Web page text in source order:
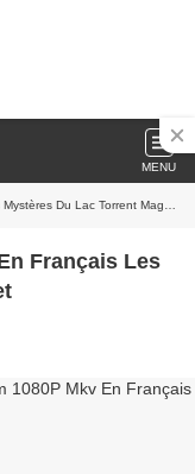
MENU
Du Lac Torrent Magnet
Français Les